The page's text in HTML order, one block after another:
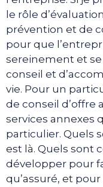
le rôle
prévention et de
pour que
sereinement et se
conseil et
vie. Pour un
de conseil d’offre
services annexes
particulier. Quels
est là. Quels sont
développer pour
qu’assuré, et